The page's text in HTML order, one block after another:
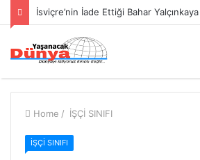
Home / İŞÇİ SINIFI
İŞÇİ SINIFI